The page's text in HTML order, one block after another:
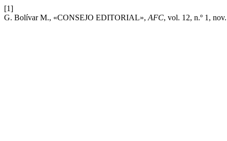
[1]
G. Bolívar M., «CONSEJO EDITORIAL», AFC, vol. 12, n.º 1,